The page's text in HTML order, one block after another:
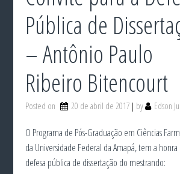
Pública de
– Antônio Paulo
Ribeiro Bitencourt
Posted on 20 de abril de 2017 by Edson
O Programa de Pós-Graduação em Ciências
da Universidade Federal da Amapá, tem a
defesa pública de dissertação do mestrando: